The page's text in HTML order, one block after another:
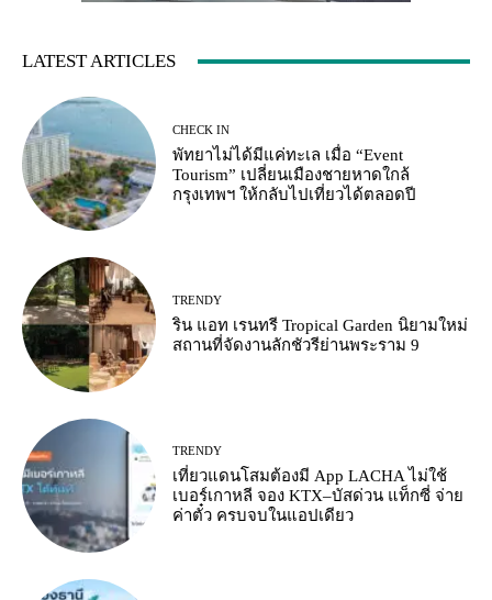
LATEST ARTICLES
CHECK IN
พัทยาไม่ได้มีแค่ทะเล เมื่อ “Event
Tourism” เปลี่ยนเมืองชายหาดใกล้
กรุงเทพฯ ให้กลับไปเที่ยวได้ตลอดปี
TRENDY
ริน แอท เรนทรี Tropical Garden นิยามใหม่
สถานที่จัดงานลักชัวรีย่านพระราม 9
TRENDY
เที่ยวแดนโสมต้องมี App LACHA ไม่ใช้
เบอร์เกาหลี จอง KTX–บัสด่วน แท็กซี่ จ่าย
ค่าตั๋ว ครบจบในแอปเดียว